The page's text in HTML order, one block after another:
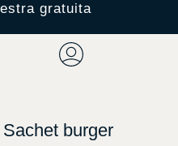
gratuita
Sachet burger